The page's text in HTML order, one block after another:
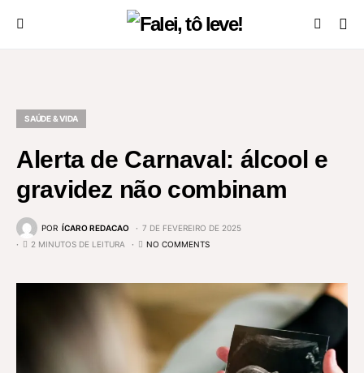
SAÚDE & VIDA
Alerta de Carnaval: álcool e
gravidez não combinam
POR ÍCARO REDACAO
7 DE FEVEREIRO DE 2025
2 MINUTOS DE LEITURA
NO COMMENTS